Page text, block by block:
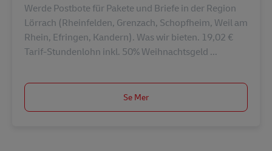
Werde Postbote für Pakete und Briefe in der Region
Lörrach (Rheinfelden, Grenzach, Schopfheim, Weil am
Rhein, Efringen, Kandern). Was wir bieten. 19,02 €
Tarif-Stundenlohn inkl. 50% Weihnachtsgeld ...
Se Mer